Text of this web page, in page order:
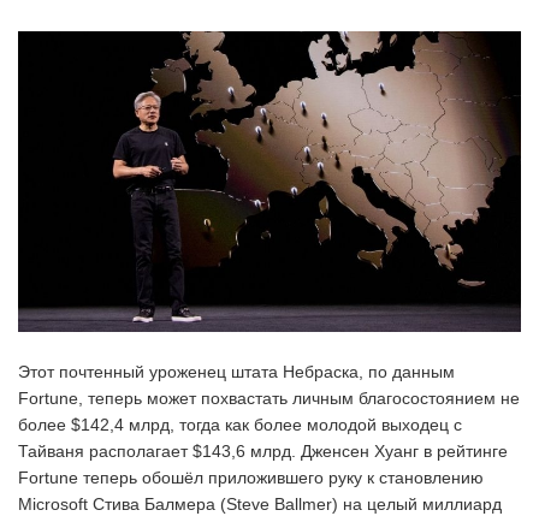
Этот почтенный уроженец штата Небраска, по данным
Fortune, теперь может похвастать личным благосостоянием не
более $142,4 млрд, тогда как более молодой выходец с
Тайваня располагает $143,6 млрд. Дженсен Хуанг в рейтинге
Fortune теперь обошёл приложившего руку к становлению
Microsoft Стива Балмера (Steve Ballmer) на целый миллиард